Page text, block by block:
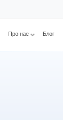
Про нас Блог